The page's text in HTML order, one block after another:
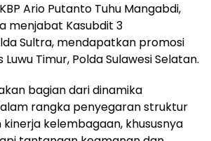
Ario Putanto Tuhu Mangabdi,
menjabat Kasubdit 3
Sultra, mendapatkan promosi
Timur, Polda Sulawesi Selatan.
bagian dari dinamika
rangka penyegaran struktur
kelembagaan, khususnya